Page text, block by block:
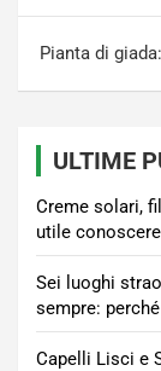
Pianta di
ULTIME
Creme solari,
utile
Sei luoghi
sempre:
Capelli Lisci e